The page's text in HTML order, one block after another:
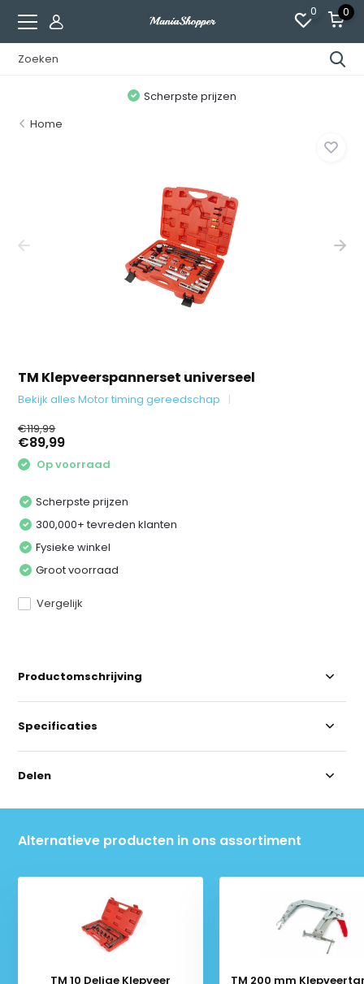
0 0
Scherpste prijzen
Home
TM Klepveerspannerset universeel
Bekijk alles Motor timing gereedschap
€119,99
€89,99
Op voorraad
Scherpste prijzen
300,000+ tevreden klanten
Fysieke winkel
Groot voorraad
Vergelijk
Productomschrijving
Specificaties
Delen
Alternatieve producten in ons assortiment
TM 10 Delige Klepveer TM 200 mm